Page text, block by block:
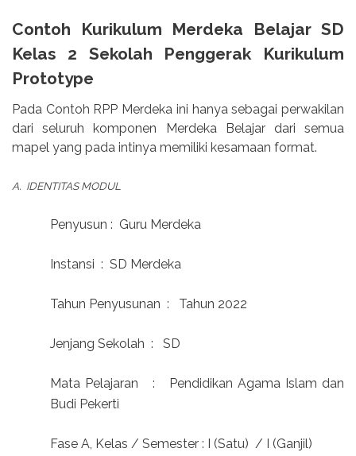
Contoh Kurikulum Merdeka Belajar SD
Kelas 2 Sekolah Penggerak Kurikulum
Prototype
Pada Contoh RPP Merdeka ini hanya sebagai perwakilan
dari seluruh komponen Merdeka Belajar dari semua
mapel yang pada intinya memiliki kesamaan format.
A. IDENTITAS MODUL
Penyusun : Guru Merdeka
Instansi : SD Merdeka
Tahun Penyusunan : Tahun 2022
Jenjang Sekolah : SD
Mata Pelajaran :
Pendidikan Agama Islam dan
Budi Pekerti
Fase A, Kelas / Semester : I (Satu) / I (Ganjil)